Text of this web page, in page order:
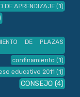
DE APRENDIZAJE (1)
DE PLAZAS
confinamiento (1)
educativo 2011 (1)
CONSEJO (4)